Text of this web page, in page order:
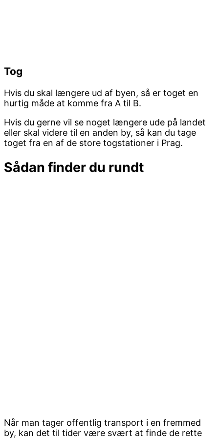
Tog
Hvis du skal længere ud af byen, så er toget en
hurtig måde at komme fra A til B.
Hvis du gerne vil se noget længere ude på landet
eller skal videre til en anden by, så kan du tage
toget fra en af de store togstationer i Prag.
Sådan finder du rundt
Når man tager offentlig transport i en fremmed
by, kan det til tider være svært at finde de rette